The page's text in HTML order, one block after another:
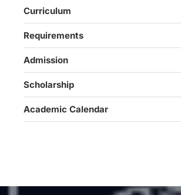
Curriculum
Requirements
Admission
Scholarship
Academic Calendar